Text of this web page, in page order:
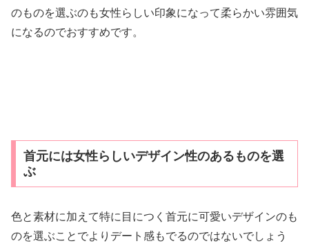
のものを選ぶのも女性らしい印象になって柔らかい雰囲気
になるのでおすすめです。
首元には女性らしいデザイン性のあるものを選
ぶ
色と素材に加えて特に目につく首元に可愛いデザインのも
のを選ぶことでよりデート感もでるのではないでしょう